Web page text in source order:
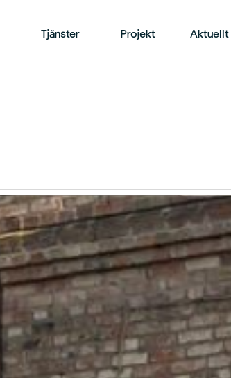
Tjänster Projekt Aktuellt